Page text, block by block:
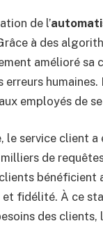
de l’
à des
amélioré sa
erreurs
employés de
le service client
de
bénéficient
fidélité. À ce
des